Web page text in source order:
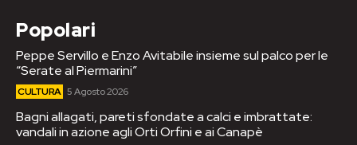
Popolari
Peppe Servillo e Enzo Avitabile insieme sul palco per le
“Serate al Piermarini”
CULTURA 5 Agosto 2026
Bagni allagati, pareti sfondate a calci e imbrattate:
vandali in azione agli Orti Orfini e ai Canapè